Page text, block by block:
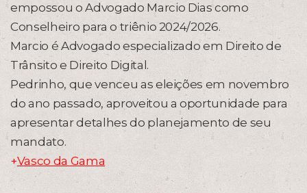
empossou o Advogado Marcio Dias como
Conselheiro para o triênio 2024/2026.
Marcio é Advogado especializado em Direito de
Trânsito e Direito Digital.
Pedrinho, que venceu as eleições em novembro
do ano passado, aproveitou a oportunidade para
apresentar detalhes do planejamento de seu
mandato.
+Vasco da Gama